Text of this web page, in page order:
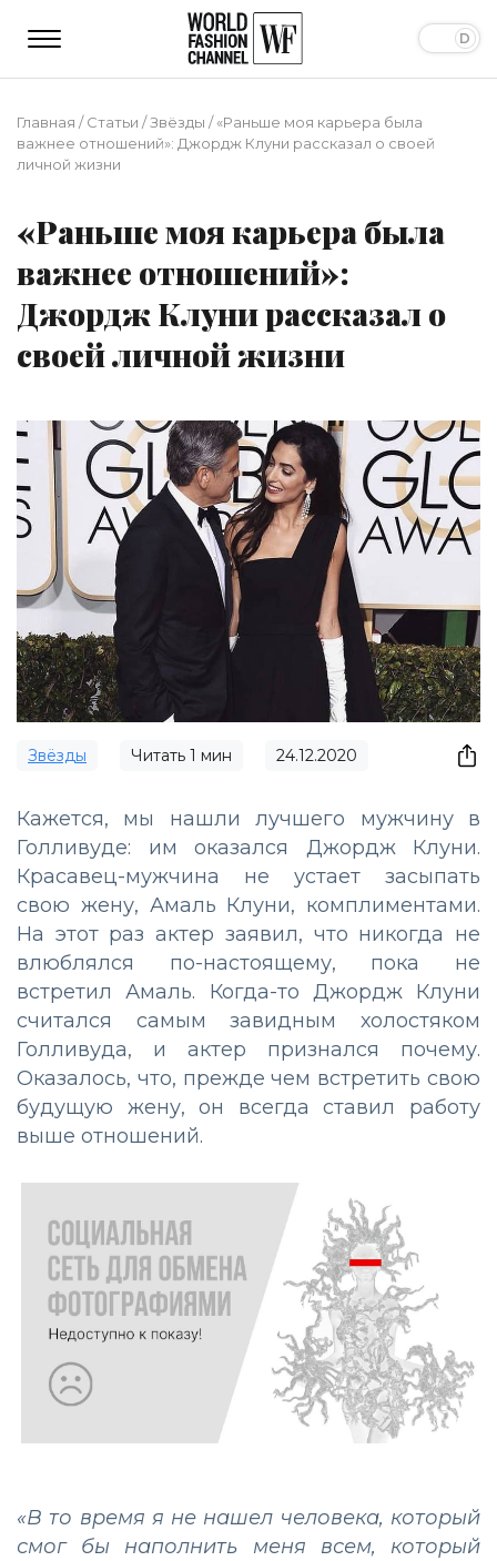
Главная /Статьи /Звёзды /«Раньше моя карьера была
важнее отношений»: Джордж Клуни рассказал о своей
личной жизни
«Раньше моя карьера была
важнее отношений»:
Джордж Клуни рассказал о
своей личной жизни
Звёзды Читать 1 мин 24.12.2020
Кажется, мы нашли лучшего мужчину в
Голливуде: им оказался Джордж Клуни.
Красавец-мужчина не устает засыпать
свою жену, Амаль Клуни, комплиментами.
На этот раз актер заявил, что никогда не
влюблялся по-настоящему, пока не
встретил Амаль. Когда-то Джордж Клуни
считался самым завидным холостяком
Голливуда, и актер признался почему.
Оказалось, что, прежде чем встретить свою
будущую жену, он всегда ставил работу
выше отношений.
«В то время я не нашел человека, который
смог бы наполнить меня всем, который